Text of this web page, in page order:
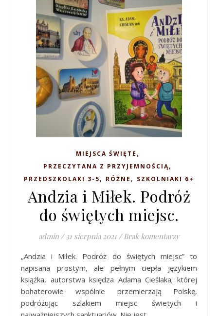
MIEJSCA ŚWIĘTE ,
PRZECZYTANA Z PRZYJEMNOŚCIĄ,
PRZEDSZKOLAKI 3-5, RÓŻNE , SZKOLNIAKI 6+
Andzia i Miłek. Podróż
do świętych miejsc.
admin / 31 sierpnia 2021 / Brak komentarzy
„Andzia i Miłek. Podróż do świętych miejsc” to
napisana prostym, ale pełnym ciepła językiem
książka, autorstwa księdza Adama Cieślaka; której
bohaterowie wspólnie przemierzają Polskę,
podróżując szlakiem miejsc świetych i